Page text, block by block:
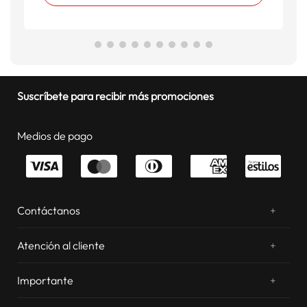
Suscríbete para recibir más promociones
Medios de pago
Contáctanos +
Atención al cliente
+
Cambios y devoluciones
Importante
+